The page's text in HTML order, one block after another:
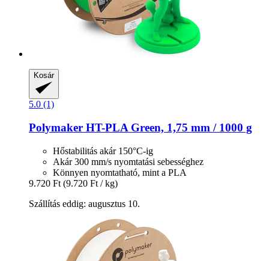
Kosár
5.0 (1)
Polymaker HT-​PLA Green, 1,75 mm / 1000 g
Hőstabilitás akár 150°C-ig
Akár 300 mm/s nyomtatási sebességhez
Könnyen nyomtatható, mint a PLA
9.720 Ft (9.720 Ft / kg)
Szállítás eddig: augusztus 10.